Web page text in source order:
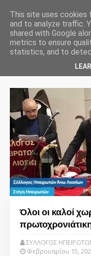
Προβολή αναρτήσεων
Όλοι οι καλοί
ΣΥΛΛΟΓΟΣ
Φεβρουαρίου 15,
This site uses cookies
and to analyze traffic.
shared with Google
metrics to ensure
statistics, and to